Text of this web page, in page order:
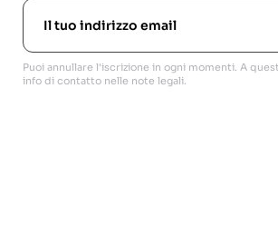
Puoi annullare l'iscrizione in ogni momenti. A
info di contatto nelle note legali.